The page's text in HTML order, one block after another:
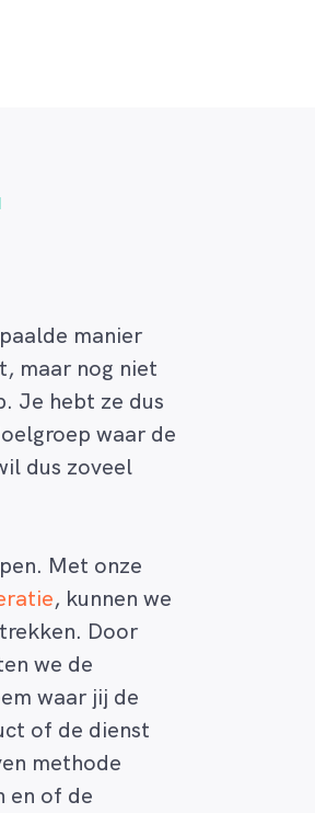
manier
maar nog niet
Je hebt ze dus
waar de
dus zoveel
Met onze
, kunnen we
Door
we de
waar jij de
of de dienst
methode
en of de